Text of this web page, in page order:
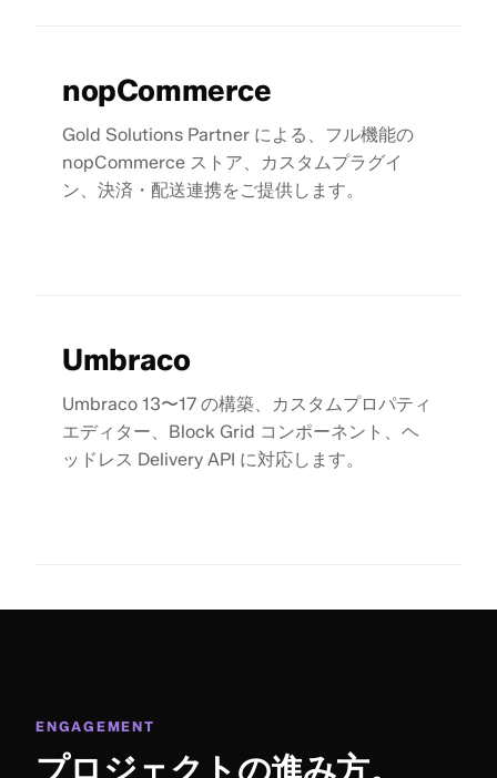
nopCommerce
Gold Solutions Partner による、フル機能の
nopCommerce ストア、カスタムプラグイ
ン、決済・配送連携をご提供します。
Umbraco
Umbraco 13〜17 の構築、カスタムプロパティ
エディター、Block Grid コンポーネント、ヘ
ッドレス Delivery API に対応します。
ENGAGEMENT
プロジェクトの進み方。